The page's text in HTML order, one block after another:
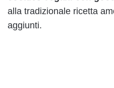
alla tradizionale ricetta
aggiunti.